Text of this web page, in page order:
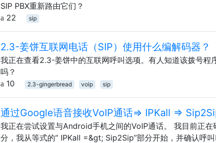
SIP PBX重新路由它们？
22
sip
2.3-姜饼互联网电话（SIP）使用什么编解码器？
我正在查看2.3-姜饼中的互联网呼叫选项。有人知道该拨号程
吗？
10
2.3-gingerbread voip sip
通过Google语音接收VoIP通话=> IPKall =>
我正在尝试设置与Android手机之间的VoIP通话。 我目前正
分，我从等式的“ IPKall =&gt; Sip2Sip”部分开始，并确认呼